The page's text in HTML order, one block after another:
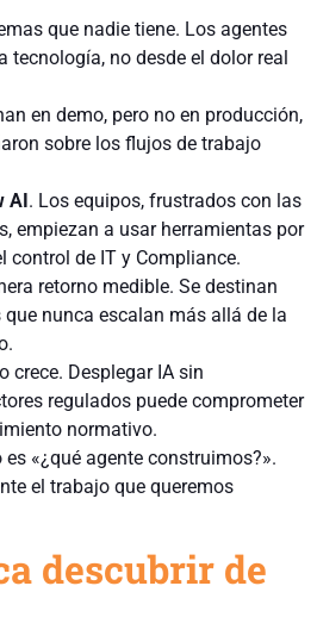
que nadie tiene. Los agentes
tecnología, no desde el dolor real
en demo, pero no en producción,
sobre los flujos de trabajo
AI. Los equipos, frustrados con las
empiezan a usar herramientas por
control de IT y Compliance.
retorno medible. Se destinan
que nunca escalan más allá de la
crece. Desplegar IA sin
regulados puede comprometer
normativo.
«¿qué agente construimos?».
el trabajo que queremos
descubrir de